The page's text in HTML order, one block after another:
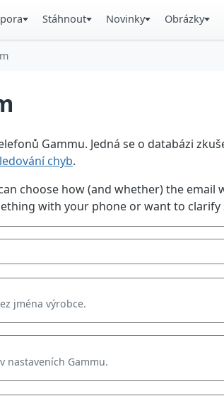
Stáhnout Novinky Obrázky
Gammu. Jedná se o databázi
chyb.
choose how (and whether) the
with your phone or want to
jména výrobce.
nastaveních Gammu.